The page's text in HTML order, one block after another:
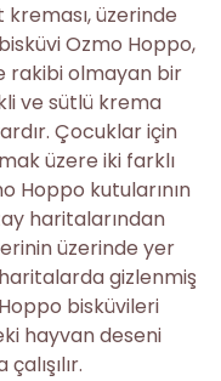
üzerinde
Ozmo Hoppo,
rakibi olmayan bir
ve sütlü krema
Çocuklar için
üzere iki farklı
Hoppo kutularının
haritalarından
üzerinde yer
gizlenmiş
bisküvileri
hayvan deseni